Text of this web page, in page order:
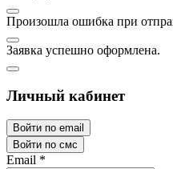
Произошла ошибка при
Заявка успешно оформлена.
Личный кабинет
Войти по email
Войти по смс
Email *